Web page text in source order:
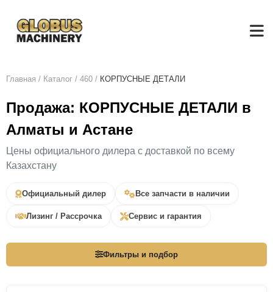
Главная / Каталог / 460 / КОРПУСНЫЕ ДЕТАЛИ
Продажа: КОРПУСНЫЕ ДЕТАЛИ в
Алматы и Астане
Цены официального дилера с доставкой по всему
Казахстану
Официальный дилер Все запчасти в наличии
Лизинг / Рассрочка Сервис и гарантия
Фильтры и подбор